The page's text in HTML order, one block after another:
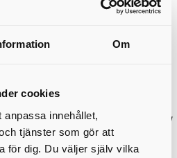
Om
cookies
innehållet,
tjänster som gör att
för dig. Du väljer själv vilka
Konstmuseets Hela havet
annat år i Konstmuseets
och akademiska
att fokusera på processer,
konst – och utmana vad
vara.